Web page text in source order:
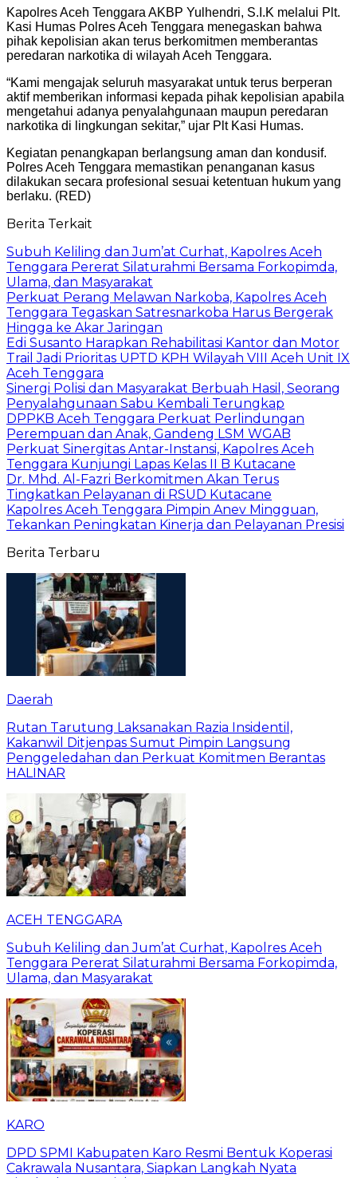
Kapolres Aceh Tenggara AKBP Yulhendri, S.I.K melalui Plt.
Kasi Humas Polres Aceh Tenggara menegaskan bahwa
pihak kepolisian akan terus berkomitmen memberantas
peredaran narkotika di wilayah Aceh Tenggara.
“Kami mengajak seluruh masyarakat untuk terus berperan
aktif memberikan informasi kepada pihak kepolisian apabila
mengetahui adanya penyalahgunaan maupun peredaran
narkotika di lingkungan sekitar,” ujar Plt Kasi Humas.
Kegiatan penangkapan berlangsung aman dan kondusif.
Polres Aceh Tenggara memastikan penanganan kasus
dilakukan secara profesional sesuai ketentuan hukum yang
berlaku. (RED)
Berita Terkait
Subuh Keliling dan Jum’at Curhat, Kapolres Aceh
Tenggara Pererat Silaturahmi Bersama Forkopimda,
Ulama, dan Masyarakat
Perkuat Perang Melawan Narkoba, Kapolres Aceh
Tenggara Tegaskan Satresnarkoba Harus Bergerak
Hingga ke Akar Jaringan
Edi Susanto Harapkan Rehabilitasi Kantor dan Motor
Trail Jadi Prioritas UPTD KPH Wilayah VIII Aceh Unit IX
Aceh Tenggara
Sinergi Polisi dan Masyarakat Berbuah Hasil, Seorang
Penyalahgunaan Sabu Kembali Terungkap
DPPKB Aceh Tenggara Perkuat Perlindungan
Perempuan dan Anak, Gandeng LSM WGAB
Perkuat Sinergitas Antar-Instansi, Kapolres Aceh
Tenggara Kunjungi Lapas Kelas II B Kutacane
Dr. Mhd. Al-Fazri Berkomitmen Akan Terus
Tingkatkan Pelayanan di RSUD Kutacane
Kapolres Aceh Tenggara Pimpin Anev Mingguan,
Tekankan Peningkatan Kinerja dan Pelayanan Presisi
Berita Terbaru
Daerah
Rutan Tarutung Laksanakan Razia Insidentil,
Kakanwil Ditjenpas Sumut Pimpin Langsung
Penggeledahan dan Perkuat Komitmen Berantas
HALINAR
ACEH TENGGARA
Subuh Keliling dan Jum’at Curhat, Kapolres Aceh
Tenggara Pererat Silaturahmi Bersama Forkopimda,
Ulama, dan Masyarakat
KARO
DPD SPMI Kabupaten Karo Resmi Bentuk Koperasi
Cakrawala Nusantara, Siapkan Langkah Nyata